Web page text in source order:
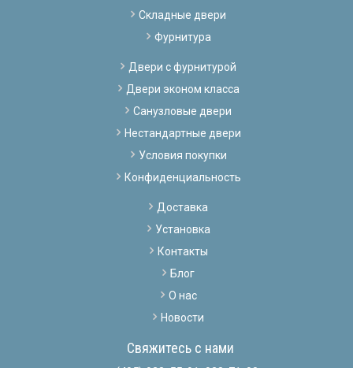
Складные двери
Фурнитура
Двери с фурнитурой
Двери эконом класса
Санузловые двери
Нестандартные двери
Условия покупки
Конфиденциальность
Доставка
Установка
Контакты
Блог
О нас
Новости
Свяжитесь с нами